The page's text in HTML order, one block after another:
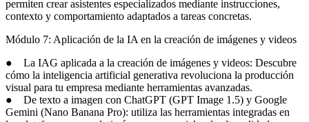
permiten crear asistentes especializados mediante instrucciones,
contexto y comportamiento adaptados a tareas concretas.
Módulo 7: Aplicación de la IA en la creación de imágenes y videos
● La IAG aplicada a la creación de imágenes y videos: Descubre
cómo la inteligencia artificial generativa revoluciona la producción
visual para tu empresa mediante herramientas avanzadas.
● De texto a imagen con ChatGPT (GPT Image 1.5) y Google
Gemini (Nano Banana Pro): utiliza las herramientas integradas en